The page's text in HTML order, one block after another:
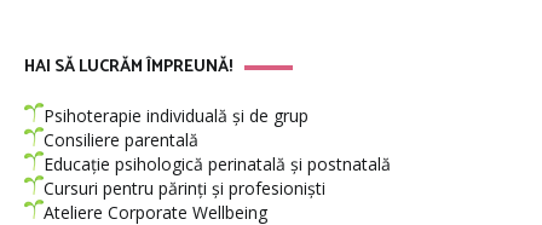
HAI SĂ LUCRĂM ÎMPREUNĂ!
Psihoterapie individuală și de grup
Consiliere parentală
Educație psihologică perinatală și postnatală
Cursuri pentru părinți și profesioniști
Ateliere Corporate Wellbeing